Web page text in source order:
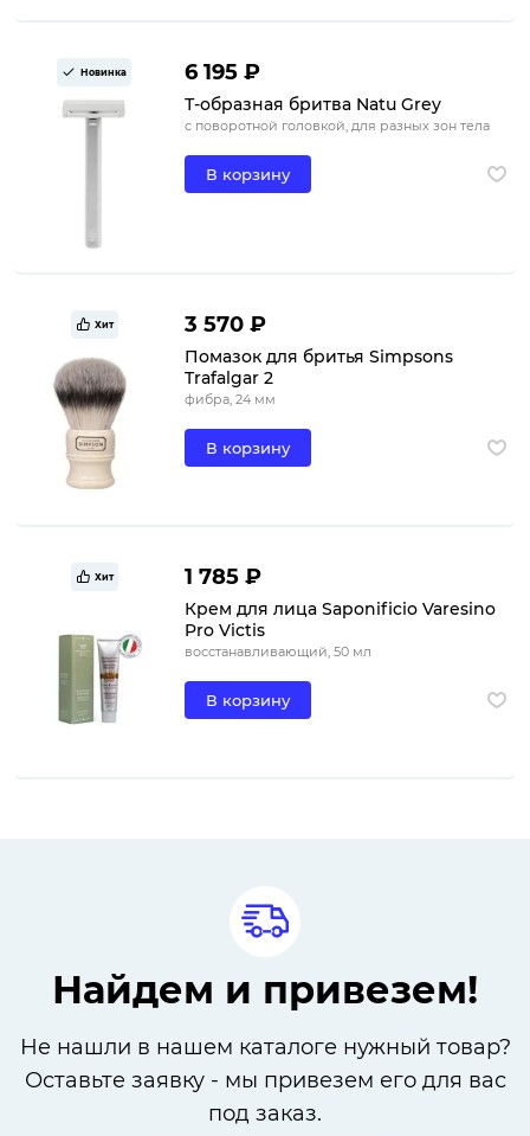
Новинка 6 195 ₽
Т-образная бритва Natu Grey
с поворотной головкой, для разных зон тела
В корзину
Хит 3 570 ₽
Помазок для бритья Simpsons
Trafalgar 2
фибра, 24 мм
В корзину
Хит 1 785 ₽
Крем для лица Saponificio Varesino
Pro Victis
восстанавливающий, 50 мл
В корзину
Найдем и привезем!
Не нашли в нашем каталоге нужный товар?
Оставьте заявку - мы привезем его для вас
под заказ.